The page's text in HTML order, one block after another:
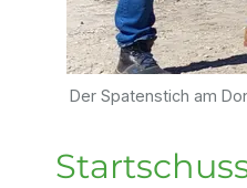
Der Spatenstich am